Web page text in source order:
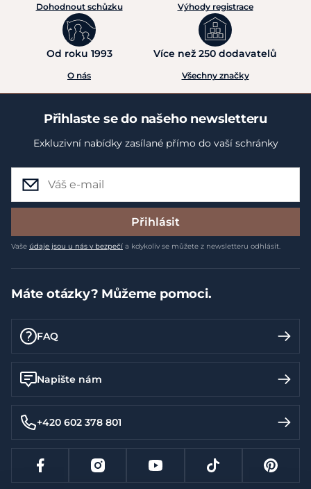
Dohodnout schůzku Výhody registrace
Od roku 1993
O nás
Více než 250 dodavatelů
Všechny značky
Přihlaste se do našeho newsletteru
Exkluzivní nabídky zasílané přímo do vaší schránky
Přihlásit
Vaše údaje jsou u nás v bezpečí a kdykoliv se můžete z newsletteru odhlásit.
Máte otázky? Můžeme pomoci.
FAQ
Napište nám
+420 602 378 801